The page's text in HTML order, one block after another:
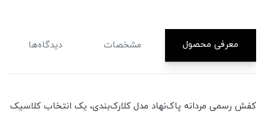
معرفی محصول مشخصات دیدگاه‌ها
کفش رسمی مردانه پاک‌نهاد مدل کلارک‌بندی، یک انتخاب کلاسیک